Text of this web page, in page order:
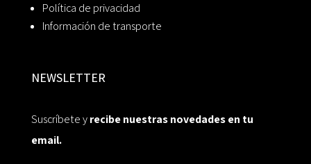
Política de privacidad
Información de transporte
NEWSLETTER
Suscríbete yrecibe nuestras novedades en tu
email.